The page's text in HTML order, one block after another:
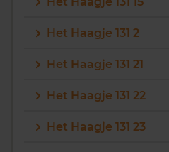
Het Haagje 131 2
Het Haagje 131 21
Het Haagje 131 22
Het Haagje 131 23